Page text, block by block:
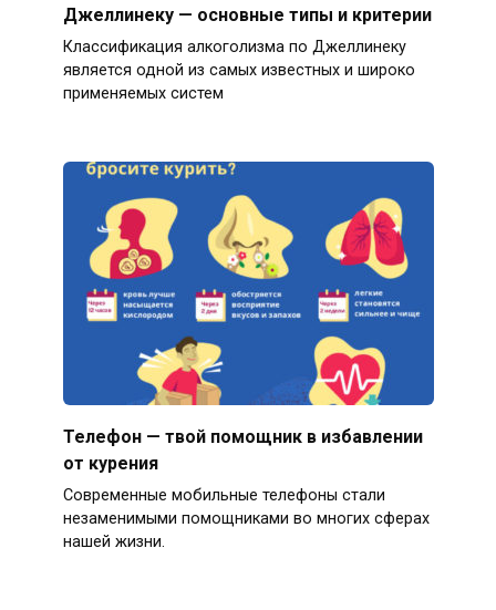
Джеллинеку — основные типы и критерии
Классификация алкоголизма по Джеллинеку
является одной из самых известных и широко
применяемых систем
Телефон — твой помощник в избавлении
от курения
Современные мобильные телефоны стали
незаменимыми помощниками во многих сферах
нашей жизни.